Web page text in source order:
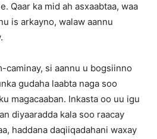
Qaar ka mid ah asxaabtaa, waa
is arkayno, walaw aannu
caminay, si aannu u bogsiinno
gudaha laabta naga soo
magacaaban. Inkasta oo uu igu
diyaaradda kala soo raacay
haddana daqiiqadahani waxay